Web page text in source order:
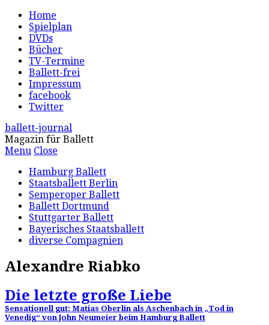
Home
Spielplan
DVDs
Bücher
TV-Termine
Ballett-frei
Impressum
facebook
Twitter
ballett-journal
Magazin für Ballett
Menu Close
Hamburg Ballett
Staatsballett Berlin
Semperoper Ballett
Ballett Dortmund
Stuttgarter Ballett
Bayerisches Staatsballett
diverse Compagnien
Alexandre Riabko
Die letzte große Liebe
Sensationell gut: Matias Oberlin als Aschenbach in „Tod in
Venedig“ von John Neumeier beim Hamburg Ballett